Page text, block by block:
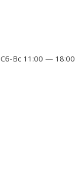
Сб-Вс 11:00 — 18:00